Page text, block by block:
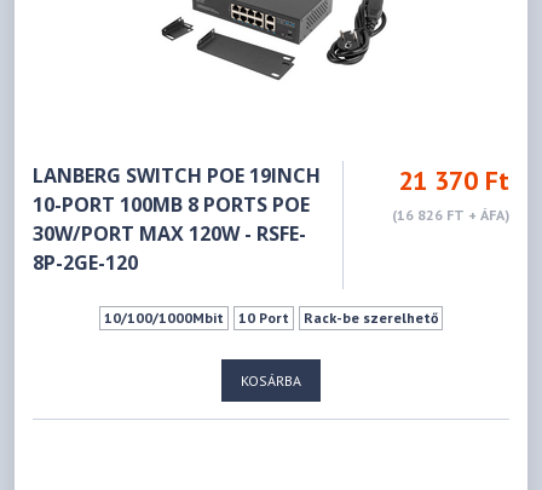
LANBERG SWITCH POE 19INCH
10-PORT 100MB 8 PORTS POE
30W/PORT MAX 120W - RSFE-
8P-2GE-120
21 370 Ft
(16 826 FT + ÁFA)
10/100/1000Mbit 10 Port Rack-be szerelhető
KOSÁRBA